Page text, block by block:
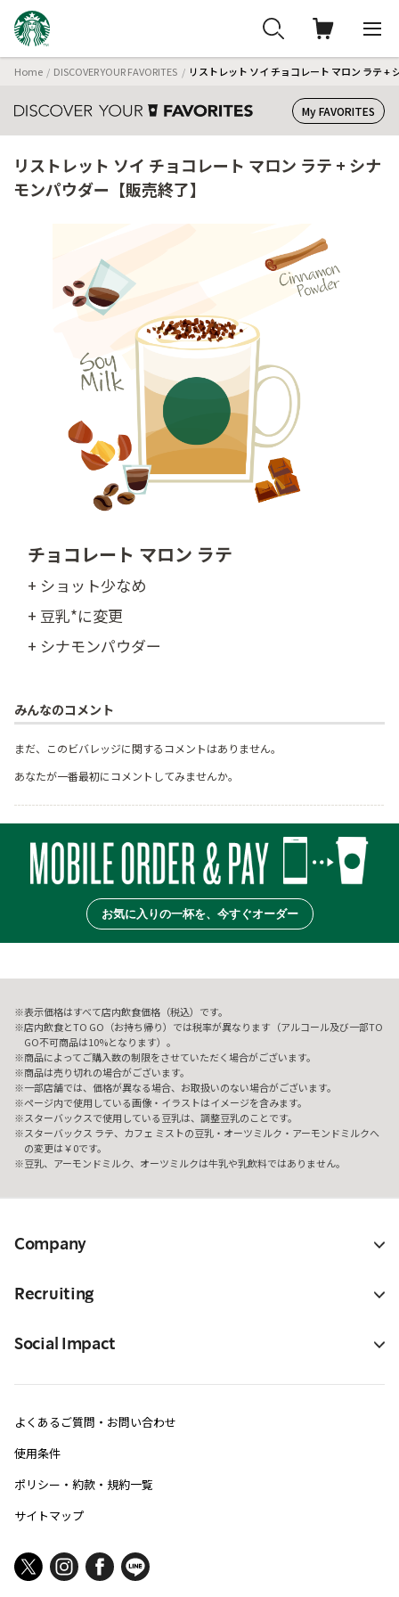
Home DISCOVER YOUR FAVORITES リストレット ソイ チョコレート マロン ラテ +
My FAVORITES
リストレット ソイ チョコレート マロン ラテ + シナ
モンパウダー【販売終了】
チョコレート マロン ラテ
+ ショット少なめ
+ 豆乳*に変更
+ シナモンパウダー
みんなのコメント
まだ、このビバレッジに関するコメントはありません。
あなたが一番最初にコメントしてみませんか。
お気に入りの一杯を、今すぐオーダー
表示価格はすべて店内飲食価格（税込）です。
店内飲食とTO GO（お持ち帰り）では税率が異なります（アルコール及び一部TO
GO不可商品は10%となります）。
商品によってご購入数の制限をさせていただく場合がございます。
商品は売り切れの場合がございます。
一部店舗では、価格が異なる場合、お取扱いのない場合がございます。
ページ内で使用している画像・イラストはイメージを含みます。
スターバックスで使用している豆乳は、調整豆乳のことです。
スターバックス ラテ、カフェ ミストの豆乳・オーツミルク・アーモンドミルクへ
の変更は￥0です。
豆乳、アーモンドミルク、オーツミルクは牛乳や乳飲料ではありません。
Company
Recruiting
Social Impact
よくあるご質問・お問い合わせ
使用条件
ポリシー・約款・規約一覧
サイトマップ